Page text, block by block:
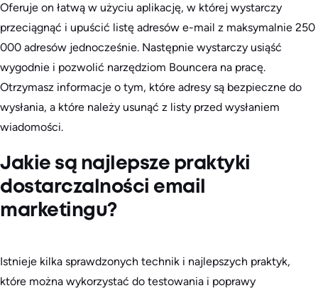
Oferuje on łatwą w użyciu aplikację, w której wystarczy
przeciągnąć i upuścić listę adresów e-mail z maksymalnie 250
000 adresów jednocześnie. Następnie wystarczy usiąść
wygodnie i pozwolić narzędziom Bouncera na pracę.
Otrzymasz informacje o tym, które adresy są bezpieczne do
wysłania, a które należy usunąć z listy przed wysłaniem
wiadomości.
Jakie są najlepsze praktyki
dostarczalności email
marketingu?
Istnieje kilka sprawdzonych technik i najlepszych praktyk,
które można wykorzystać do testowania i poprawy